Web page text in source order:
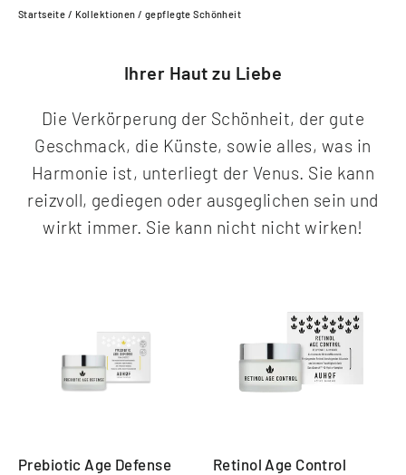
Startseite / Kollektionen / gepflegte Schönheit
Ihrer Haut zu Liebe
Die Verkörperung der Schönheit, der gute
Geschmack, die Künste, sowie alles, was in
Harmonie ist, unterliegt der Venus. Sie kann
reizvoll, gediegen oder ausgeglichen sein und
wirkt immer. Sie kann nicht nicht wirken!
Prebiotic Age Defense
Retinol Age Control